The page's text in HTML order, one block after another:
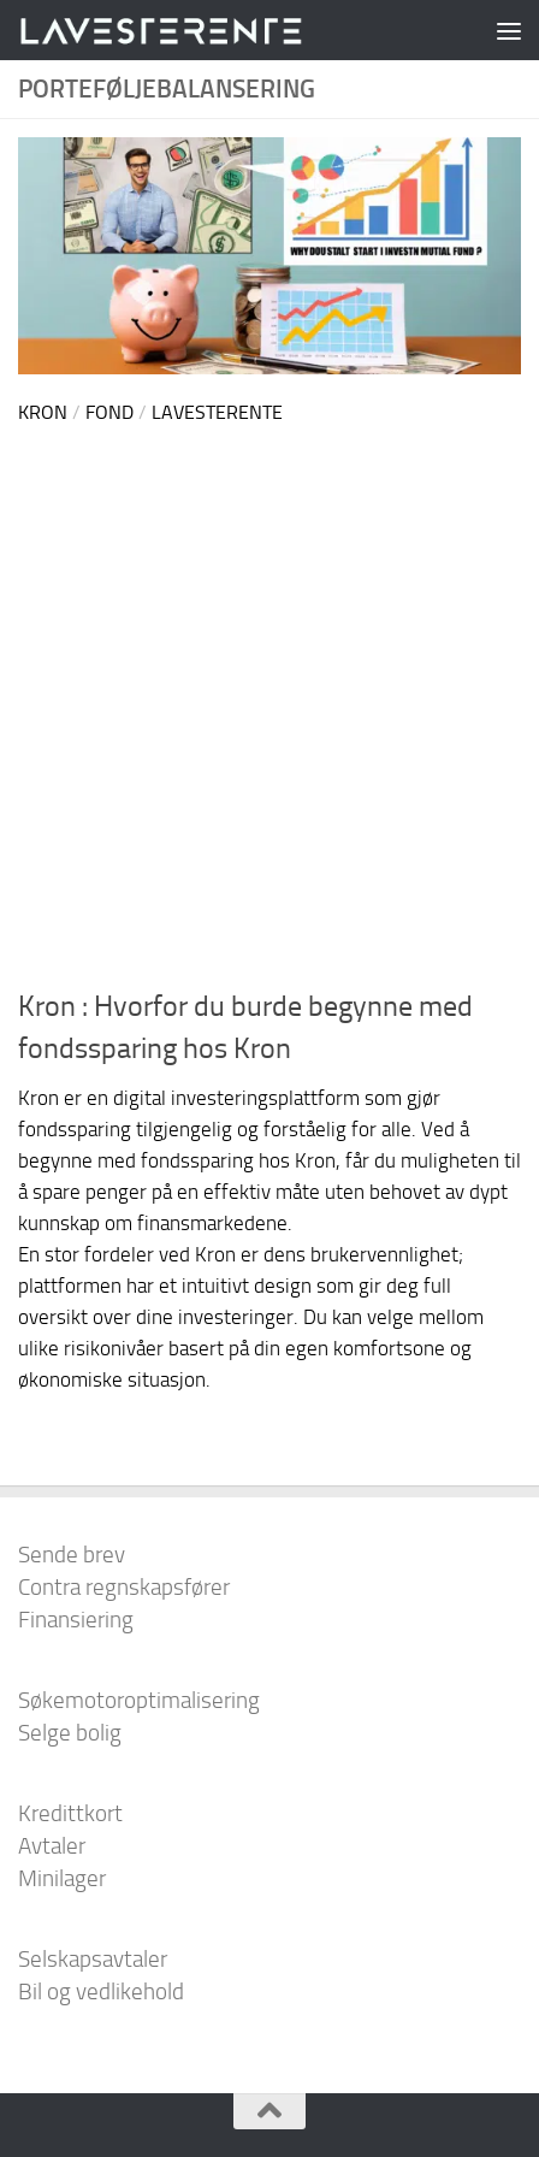
Skip to content
PORTEFØLJEBALANSERING
KRON / FOND / LAVESTERENTE
Kron : Hvorfor du burde begynne med
fondssparing hos Kron
Kron er en digital investeringsplattform som gjør
fondssparing tilgjengelig og forståelig for alle. Ved å
begynne med fondssparing hos Kron, får du muligheten til
å spare penger på en effektiv måte uten behovet av dypt
kunnskap om finansmarkedene.
En stor fordeler ved Kron er dens brukervennlighet;
plattformen har et intuitivt design som gir deg full
oversikt over dine investeringer. Du kan velge mellom
ulike risikonivåer basert på din egen komfortsone og
økonomiske situasjon.
Sende brev
Contra regnskapsfører
Finansiering
Søkemotoroptimalisering
Selge bolig
Kredittkort
Avtaler
Minilager
Selskapsavtaler
Bil og vedlikehold